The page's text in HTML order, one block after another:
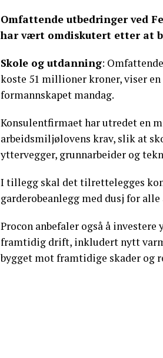
Omfattende utbedringer ved
har vært omdiskutert etter at
Skole og utdanning:
koste 51 millioner kroner, viser
formannskapet mandag.
Konsulentfirmaet har utredet en
arbeidsmiljølovens krav, slik at
yttervegger, grunnarbeider og
I tillegg skal det tilrettelegges
garderobeanlegg med dusj for
Procon anbefaler også å
framtidig drift, inkludert nytt
bygget mot framtidige skader og